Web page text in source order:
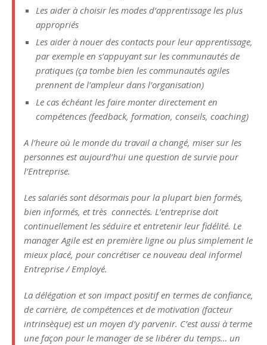
Les aider à choisir les modes d’apprentissage les plus
appropriés
Les aider à nouer des contacts pour leur apprentissage,
par exemple en s’appuyant sur les communautés de
pratiques (ça tombe bien les communautés agiles
prennent de l’ampleur dans l’organisation)
Le cas échéant les faire monter directement en
compétences (feedback, formation, conseils, coaching)
A l’heure où le monde du travail a changé, miser sur les
personnes est aujourd’hui une question de survie pour
l’Entreprise.
Les salariés sont désormais pour la plupart bien formés,
bien informés, et très connectés. L’entreprise doit
continuellement les séduire et entretenir leur fidélité. Le
manager Agile est en première ligne ou plus simplement le
mieux placé, pour concrétiser ce nouveau deal informel
Entreprise / Employé.
La délégation et son impact positif en termes de confiance,
de carrière, de compétences et de motivation (facteur
intrinsèque) est un moyen d’y parvenir. C’est aussi à terme
une façon pour le manager de se libérer du temps… un